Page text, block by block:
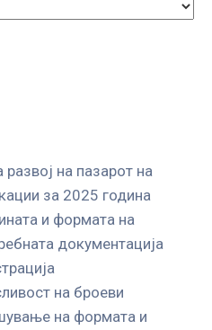
на пазарот на
за 2025 година
и формата на
документација
на броеви
на формата и